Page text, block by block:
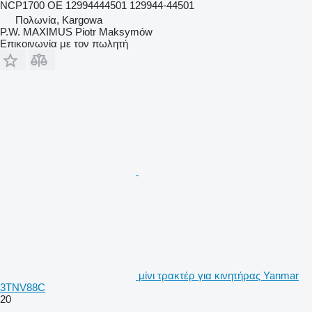
NCP1700 OE 12994444501 129944-44501
Πολωνία, Kargowa
P.W. MAXIMUS Piotr Maksymów
Επικοινωνία με τον πωλητή
μίνι τρακτέρ για κινητήρας Yanmar
3TNV88C
20